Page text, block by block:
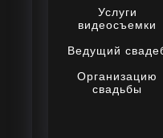
Услуги
видеосъемки
Ведущий
Организацию
свадьбы